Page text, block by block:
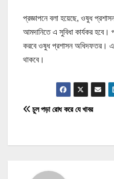
প্রজ্ঞাপনে বলা হয়েছে, ওষুধ
আমদানিতে এ সুবিধা কার্যকর হবে।
করবে ওষুধ প্রশাসন অধিদফতর। এ
থাকবে।
Pচুল পড়া রোধ করে যে খাবর